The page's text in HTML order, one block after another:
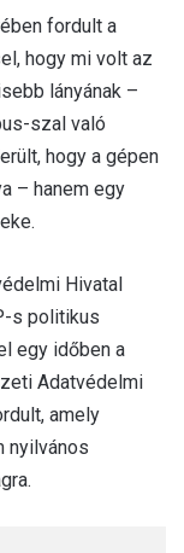
fordult a
hogy mi volt az
lányának –
szal való
hogy a gépen
– hanem egy
Hivatal
s politikus
egy időben a
Adatvédelmi
amely
nyilvános